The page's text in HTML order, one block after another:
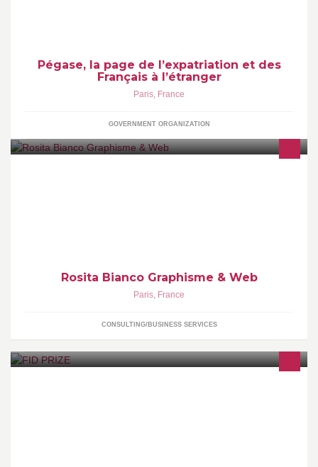
Pégase, la page de l’expatriation et des
Français à l’étranger
Paris, France
GOVERNMENT ORGANIZATION
Rosita Bianco Graphisme & Web
Paris, France
CONSULTING/BUSINESS SERVICES